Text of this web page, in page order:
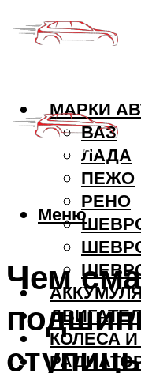
МАРКИ
ВАЗ
ЛАДА
ПЕЖО
РЕНО
КОЛЕСА
Меню
Чем